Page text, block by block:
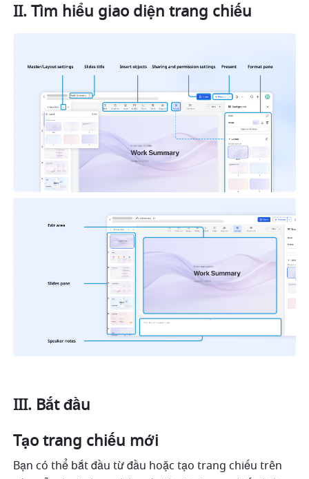
II. Tìm hiểu giao diện trang chiếu
III. Bắt đầu
Tạo trang chiếu mới
Bạn có thể bắt đầu từ đầu hoặc tạo trang chiếu trên